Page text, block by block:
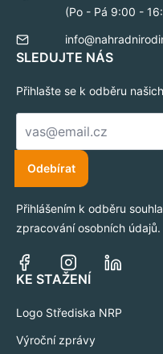
(Po - Pá 9:00 -
SLEDUJTE NÁS
Přihlašte se k odběru
E-
mail
Odebírat
Přihlášením k odběru
zpracování osobních údajů.
KE STAŽENÍ
Logo Střediska NRP
Výroční zprávy